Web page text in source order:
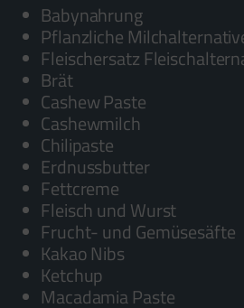
Babynahrung
Pflanzliche
Fleischersatz
Brät
Cashew Paste
Cashewmilch
Chilipaste
Erdnussbutter
Fettcreme
Fleisch und Wurst
Frucht- und Gemüsesäfte
Kakao Nibs
Ketchup
Macadamia Paste